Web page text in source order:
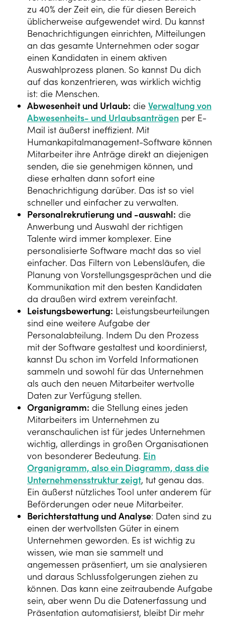
zu 40% der Zeit ein, die für diesen Bereich
üblicherweise aufgewendet wird. Du kannst
Benachrichtigungen einrichten, Mitteilungen
an das gesamte Unternehmen oder sogar
einen Kandidaten in einem aktiven
Auswahlprozess planen. So kannst Du dich
auf das konzentrieren, was wirklich wichtig
ist: die Menschen.
Abwesenheit und Urlaub: die Verwaltung von
Abwesenheits- und Urlaubsanträgen per E-
Mail ist äußerst ineffizient. Mit
Humankapitalmanagement-Software können
Mitarbeiter ihre Anträge direkt an diejenigen
senden, die sie genehmigen können, und
diese erhalten dann sofort eine
Benachrichtigung darüber. Das ist so viel
schneller und einfacher zu verwalten.
Personalrekrutierung und -auswahl: die
Anwerbung und Auswahl der richtigen
Talente wird immer komplexer. Eine
personalisierte Software macht das so viel
einfacher. Das Filtern von Lebensläufen, die
Planung von Vorstellungsgesprächen und die
Kommunikation mit den besten Kandidaten
da draußen wird extrem vereinfacht.
Leistungsbewertung: Leistungsbeurteilungen
sind eine weitere Aufgabe der
Personalabteilung. Indem Du den Prozess
mit der Software gestaltest und koordinierst,
kannst Du schon im Vorfeld Informationen
sammeln und sowohl für das Unternehmen
als auch den neuen Mitarbeiter wertvolle
Daten zur Verfügung stellen.
Organigramm: die Stellung eines jeden
Mitarbeiters im Unternehmen zu
veranschaulichen ist für jedes Unternehmen
wichtig, allerdings in großen Organisationen
von besonderer Bedeutung. Ein
Organigramm, also ein Diagramm, dass die
Unternehmensstruktur zeigt, tut genau das.
Ein äußerst nützliches Tool unter anderem für
Beförderungen oder neue Mitarbeiter.
Berichterstattung und Analyse: Daten sind zu
einen der wertvollsten Güter in einem
Unternehmen geworden. Es ist wichtig zu
wissen, wie man sie sammelt und
angemessen präsentiert, um sie analysieren
und daraus Schlussfolgerungen ziehen zu
können. Das kann eine zeitraubende Aufgabe
sein, aber wenn Du die Datenerfassung und
Präsentation automatisierst, bleibt Dir mehr